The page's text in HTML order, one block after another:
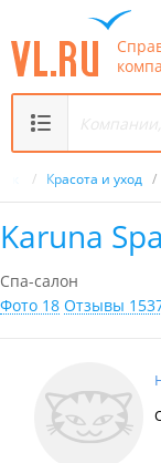
/ Красота и уход /
Karuna Spa
Спа-салон
Фото 18 Отзывы